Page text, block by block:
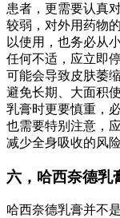
患者，更需要认真
较弱，对外用药物
以使用，也务必从
任何不适，应立即
可能会导致皮肤萎
避免长期、大面积
乳膏时更要慎重，
也需要特别注意，
减少全身吸收的风险
六，哈西奈德乳
哈西奈德乳膏并不